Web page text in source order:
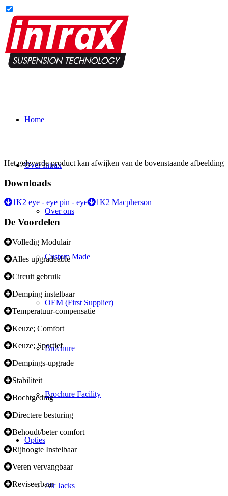
Home
Over Intrax
Over ons
Custom Made
OEM (First Supplier)
Brochure
Brochure Facility
Opties
Air Jacks
Het geleverde product kan afwijken van de bovenstaande afbeelding
Downloads
1K2 eye - eye pin - eye 1K2 Macpherson
De Voordelen
Volledig Modulair
Alles upgradeable
Circuit gebruik
Demping instelbaar
Temperatuur-compensatie
Keuze; Comfort
Keuze; Sportief
Dempings-upgrade
Stabiliteit
Bochtgedrag
Directere besturing
Behoudt/beter comfort
Rijhoogte Instelbaar
Veren vervangbaar
Reviseerbaar